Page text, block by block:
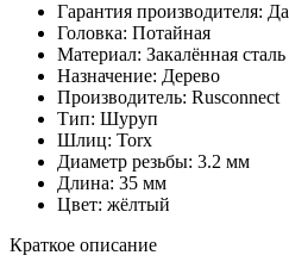
Гарантия производителя: Да
Головка: Потайная
Материал: Закалённая сталь
Назначение: Дерево
Производитель: Rusconnect
Тип: Шуруп
Шлиц: Torx
Диаметр резьбы: 3.2 мм
Длина: 35 мм
Цвет: жёлтый
Краткое описание